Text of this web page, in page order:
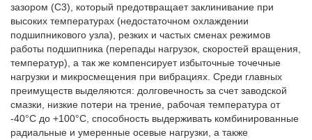
зазором (C3), который предотвращает заклинивание при
высоких температурах (недостаточном охлаждении
подшипникового узла), резких и частых сменах режимов
работы подшипника (перепады нагрузок, скоростей вращения,
температур), а так же компенсирует избыточные точечные
нагрузки и микросмещения при вибрациях. Среди главных
преимуществ выделяются: долговечность за счет заводской
смазки, низкие потери на трение, рабочая температура от
-40°C до +100°C, способность выдерживать комбинированные
радиальные и умеренные осевые нагрузки, а также